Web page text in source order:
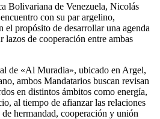
Bolivariana de Venezuela, Nicolás
con su par argelino,
propósito de desarrollar una agenda
lazos de cooperación entre ambas
de «Al Muradia», ubicado en Argel,
ambos Mandatarios buscan revisan
en distintos ámbitos como energía,
al tiempo de afianzar las relaciones
hermandad, cooperación y unión